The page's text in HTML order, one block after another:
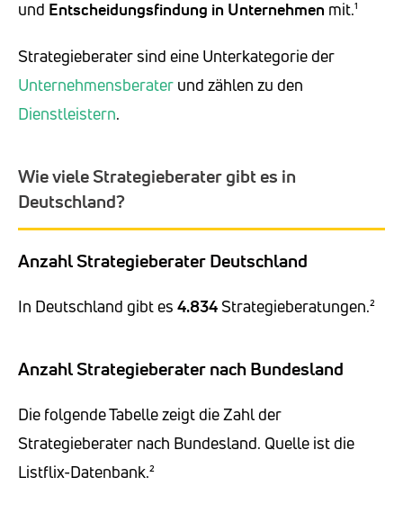
und Entscheidungsfindung in Unternehmen mit.¹
Strategieberater sind eine Unterkategorie der
Unternehmensberater und zählen zu den
Dienstleistern.
Wie viele Strategieberater gibt es in
Deutschland?
Anzahl Strategieberater Deutschland
In Deutschland gibt es 4.834 Strategieberatungen.²
Anzahl Strategieberater nach Bundesland
Die folgende Tabelle zeigt die Zahl der
Strategieberater nach Bundesland. Quelle ist die
Listflix-Datenbank.²